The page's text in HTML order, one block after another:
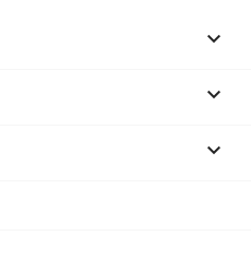


